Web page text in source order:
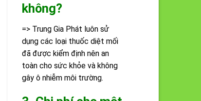
không?
=> Trung Gia Phát luôn sử
dụng các loại thuốc diệt mối
đã được kiểm định nên an
toàn cho sức khỏe và không
gây ô nhiễm môi trường.